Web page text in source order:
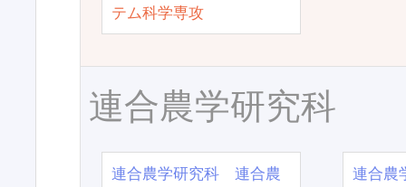
テム科学専攻
連合農学研究科
連合農学研究科 連合農
連合農